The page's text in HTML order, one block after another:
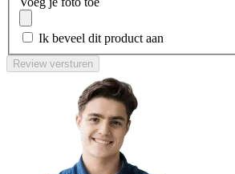
Ik beveel dit product aan
Review versturen